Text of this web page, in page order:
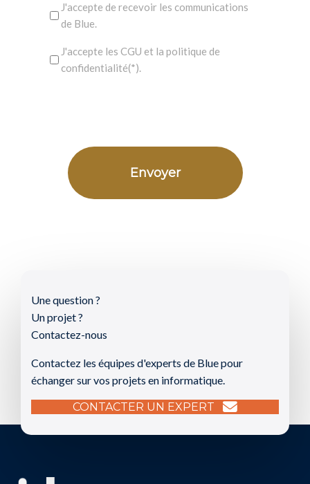
J'accepte de recevoir les communications
de Blue.
J'accepte les CGU et la politique de
confidentialité(*).
Une question ?
Un projet ?
Contactez-nous
Contactez les équipes d'experts de Blue pour
échanger sur vos projets en informatique.
CONTACTER UN EXPERT